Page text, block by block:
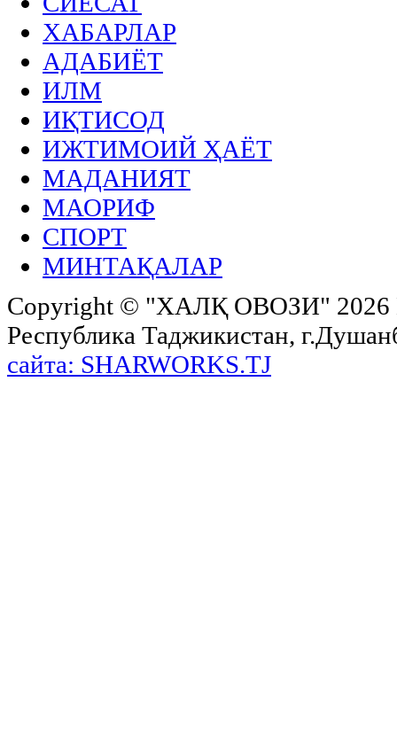
ХАБАРЛАР
АДАБИЁТ
ИЛМ
ИҚТИСОД
ИЖТИМОИЙ ҲАЁТ
МАДАНИЯТ
МАОРИФ
СПОРТ
МИНТАҚАЛАР
Copyright © "ХАЛҚ ОВОЗИ"
Республика Таджикистан,
сайта: SHARWORKS.TJ